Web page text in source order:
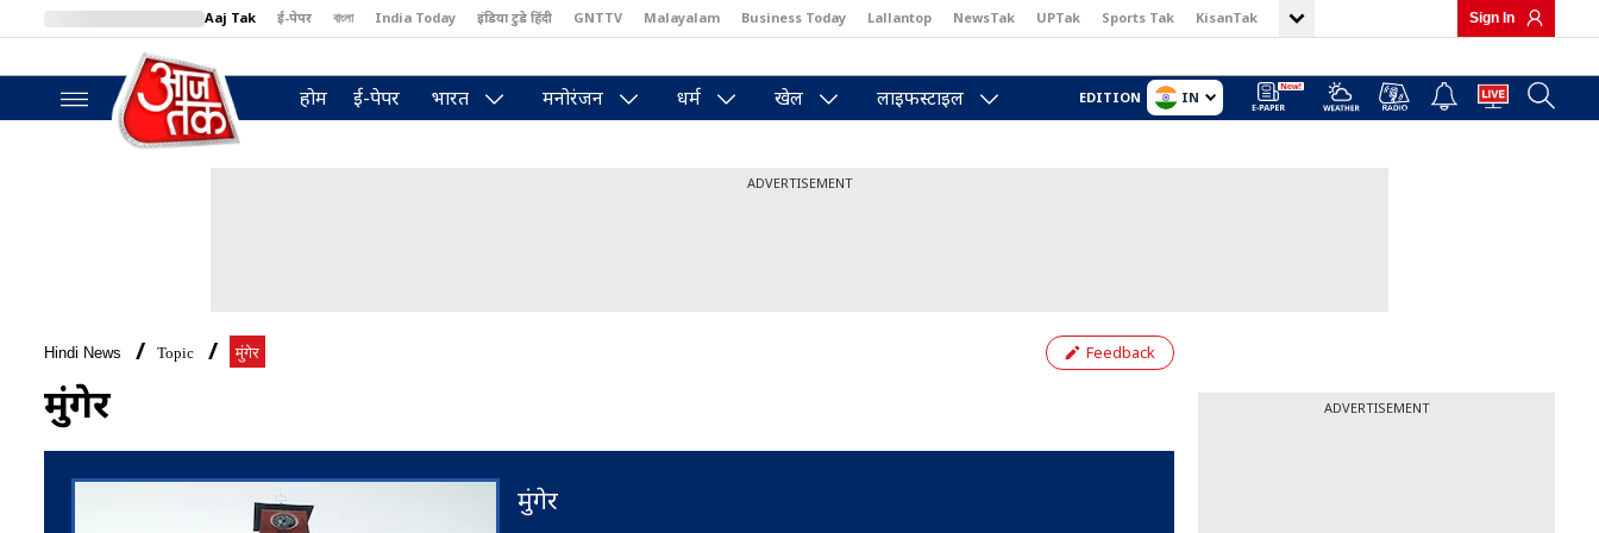
Aaj Tak ई-पेपर বাংলা India Today इंडिया टुडे हिंदी GNTTV Malayalam Business Today Lallantop NewsTak UPTak Sports Tak KisanTak
BT Bazaar
Sign In
होम ई-पेपर भारत मनोरंजन धर्म खेल लाइफस्टाइल EDITION IN
ADVERTISEMENT
Hindi News Topic मुंगेर Feedback
मुंगेर
मुंगेर
ADVERTISEMENT